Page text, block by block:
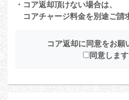
・コア返却頂けない場合は、
コアチャージ料金を別途ご請
コア返却に同意をお願
同意します